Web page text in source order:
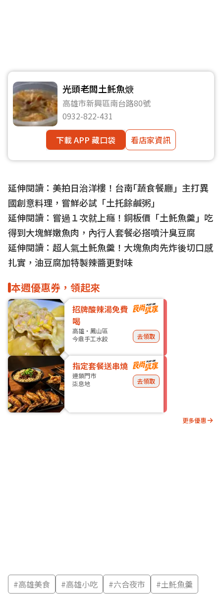
光頭老闆土魠魚焿
高雄市新興區南台路80號
0932-822-431
下載 APP 藏口袋
看店家資訊
延伸閱讀： 美拍日治洋樓！台南｢蔬食餐廳」主打異
國創意料理，嘗鮮必試「土托餘鹹粥」
延伸閱讀： 嘗過１次就上癮！銅板價「土魠魚羹」吃
得到大塊鮮嫩魚肉，內行人套餐必搭噴汁臭豆腐
延伸閱讀： 超人氣土魠魚羹！大塊魚肉先炸後切口感
扎實，油豆腐加特製辣醬更對味
本週優惠券，領起來
招牌酸辣湯免費
喝
高雄・鳳山區
今鼎手工水餃
去領取
指定套餐送串燒
連鎖門市
柒息地
去領取
更多優惠
#高雄美食 #高雄小吃 #六合夜市 #土魠魚羹